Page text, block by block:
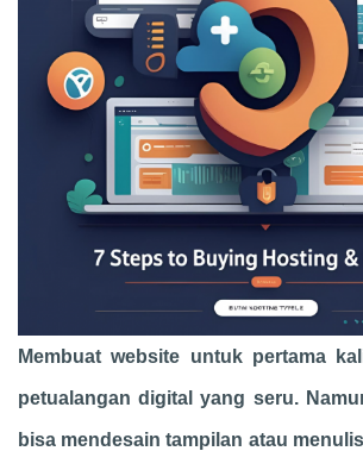
Membuat website untuk pertama
petualangan digital yang seru.
bisa mendesain tampilan atau